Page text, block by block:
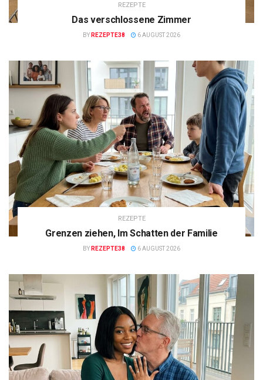
REZEPTE
Das verschlossene Zimmer
BY REZEPTE38 6 AUGUST 2026
REZEPTE
Grenzen ziehen, Im Schatten der Familie
BY REZEPTE38 6 AUGUST 2026